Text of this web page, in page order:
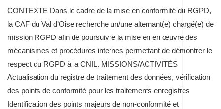
CONTEXTE Dans le cadre de la mise en conformité du RGPD,
la CAF du Val d’Oise recherche un/une alternant(e) chargé(e) de
mission RGPD afin de poursuivre la mise en en œuvre des
mécanismes et procédures internes permettant de démontrer le
respect du RGPD à la CNIL. MISSIONS/ACTIVITÉS
Actualisation du registre de traitement des données, vérification
des points de conformité pour les traitements enregistrés
Identification des points majeurs de non-conformité et